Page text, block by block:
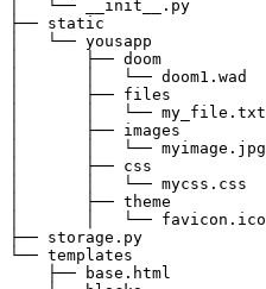
│   └── __init__.py
├── static
│   └── yousapp
│       ├── doom
│       │   └── doom1.wad
│       ├── files
│       │   └── my_file.txt
│       ├── images
│       │   └── myimage.jpg
│       ├── css
│       │   └── mycss.css
│       ├── theme
│       │   └── favicon.ico
├── storage.py
└── templates
    ├── base.html